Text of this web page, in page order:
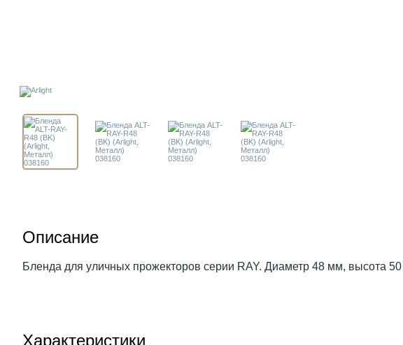
Описание
Бленда для уличных прожекторов серии RAY. Диаметр 48 мм, высота
Характеристики